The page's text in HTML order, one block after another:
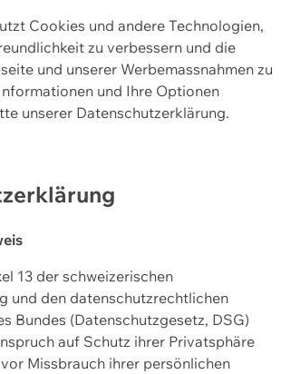
Cookies und andere Technologien,
zu verbessern und die
und unserer Werbemassnahmen zu
und Ihre Optionen
unserer Datenschutzerklärung.
13 der schweizerischen
und den datenschutzrechtlichen
Bundes (Datenschutzgesetz, DSG)
auf Schutz ihrer Privatsphäre
Missbrauch ihrer persönlichen